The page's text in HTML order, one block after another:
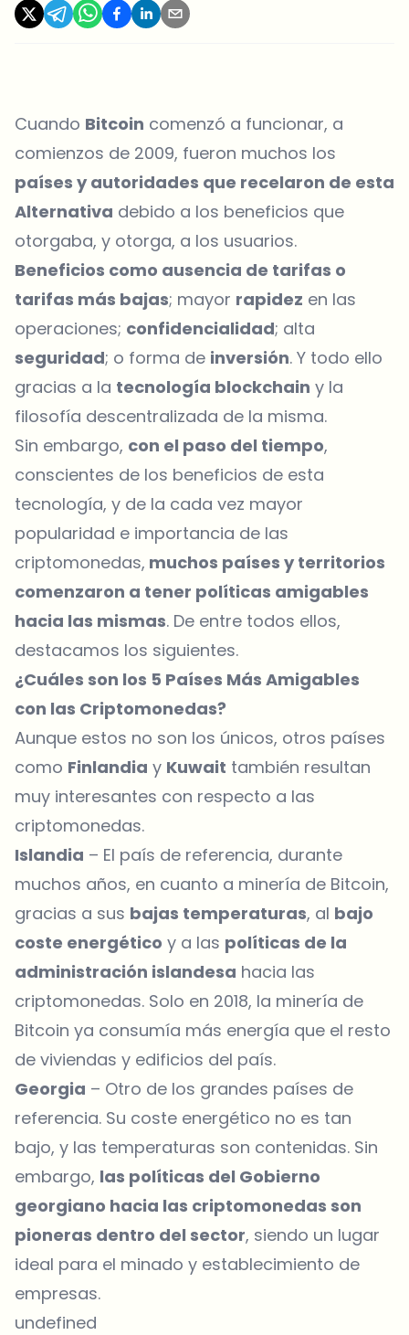
Cuando Bitcoin comenzó a funcionar, a
comienzos de 2009, fueron muchos los
países y autoridades que recelaron de esta
Alternativa debido a los beneficios que
otorgaba, y otorga, a los usuarios.
Beneficios como ausencia de tarifas o
tarifas más bajas; mayor rapidez en las
operaciones; confidencialidad; alta
seguridad; o forma de inversión. Y todo ello
gracias a la tecnología blockchain y la
filosofía descentralizada de la misma.
Sin embargo, con el paso del tiempo,
conscientes de los beneficios de esta
tecnología, y de la cada vez mayor
popularidad e importancia de las
criptomonedas, muchos países y territorios
comenzaron a tener políticas amigables
hacia las mismas. De entre todos ellos,
destacamos los siguientes.
¿Cuáles son los 5 Países Más Amigables
con las Criptomonedas?
Aunque estos no son los únicos, otros países
como Finlandia y Kuwait también resultan
muy interesantes con respecto a las
criptomonedas.
Islandia – El país de referencia, durante
muchos años, en cuanto a minería de Bitcoin,
gracias a sus bajas temperaturas, al bajo
coste energético y a las políticas de la
administración islandesa hacia las
criptomonedas. Solo en 2018, la minería de
Bitcoin ya consumía más energía que el resto
de viviendas y edificios del país.
Georgia – Otro de los grandes países de
referencia. Su coste energético no es tan
bajo, y las temperaturas son contenidas. Sin
embargo, las políticas del Gobierno
georgiano hacia las criptomonedas son
pioneras dentro del sector, siendo un lugar
ideal para el minado y establecimiento de
empresas.
undefined